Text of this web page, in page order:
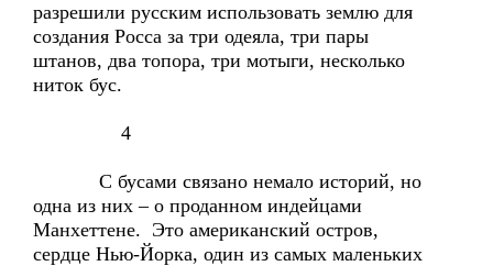
разрешили русским использовать землю для
создания Росса за три одеяла, три пары
штанов, два топора, три мотыги, несколько
ниток бус.
4
С бусами связано немало историй, но
одна из них – о проданном индейцами
Манхеттене. Это американский остров,
сердце Нью-Йорка, один из самых маленьких